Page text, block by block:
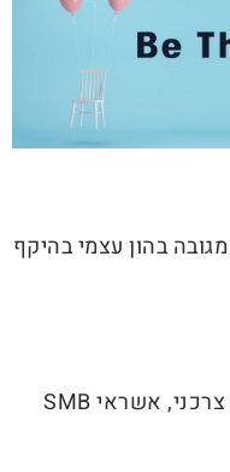
בהון עצמי בהיקף
בית השקעות אנטרופי – (אשראי צרכני, אשראי SMB